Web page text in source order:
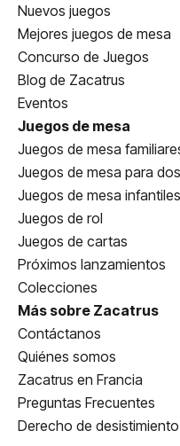
Nuevos juegos
Mejores juegos de mesa
Concurso de Juegos
Blog de Zacatrus
Eventos
Juegos de mesa
Juegos de mesa
Juegos de mesa para dos
Juegos de mesa infantiles
Juegos de rol
Juegos de cartas
Próximos lanzamientos
Colecciones
Más sobre Zacatrus
Contáctanos
Quiénes somos
Zacatrus en Francia
Preguntas Frecuentes
Derecho de desistimiento